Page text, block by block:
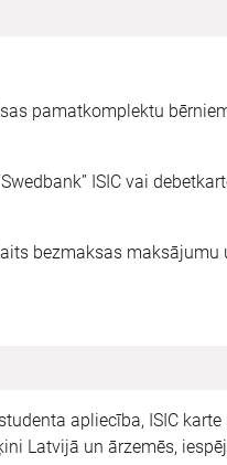
pamatkomplektu
ISIC vai
bezmaksas maksājumu
apliecība, ISIC
Latvijā un ārzemēs,